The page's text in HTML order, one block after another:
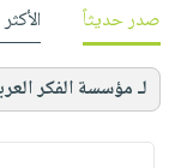
صدر حديثاً
لـ مؤسسة الفكر